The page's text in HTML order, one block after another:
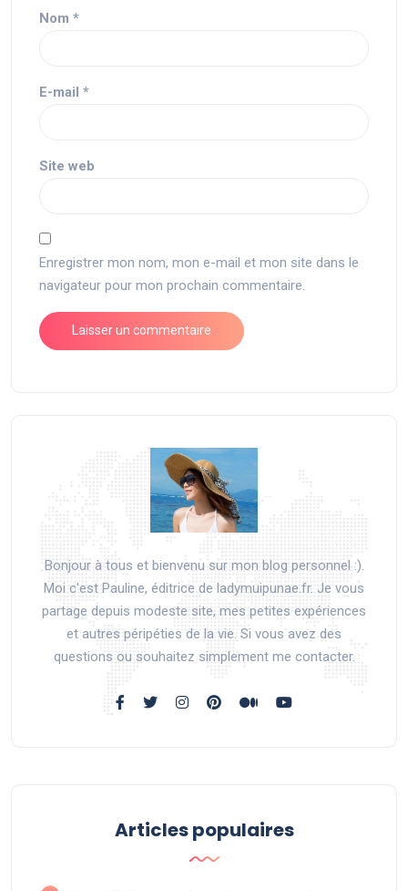
Nom *
E-mail *
Site web
Enregistrer mon nom, mon e-mail et mon site dans le
navigateur pour mon prochain commentaire.
Bonjour à tous et bienvenu sur mon blog personnel :).
Moi c'est Pauline, éditrice de ladymuipunae.fr. Je vous
partage depuis modeste site, mes petites expériences
et autres péripéties de la vie. Si vous avez des
questions ou souhaitez simplement me contacter.
Articles populaires